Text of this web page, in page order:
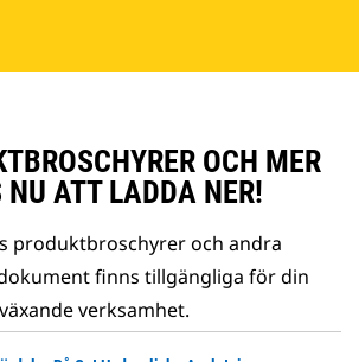
OCH MER
NU ATT LADDA NER!
produktbroschyrer och andra
finns tillgängliga för din
växande verksamhet.